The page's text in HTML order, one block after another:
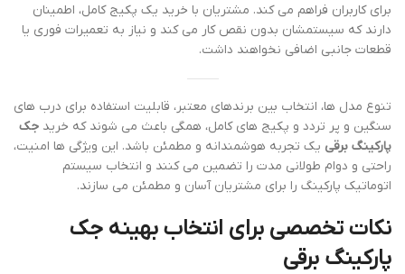
برای کاربران فراهم می کند. مشتریان با خرید یک پکیج کامل، اطمینان
دارند که سیستمشان بدون نقص کار می کند و نیاز به تعمیرات فوری یا
قطعات جانبی اضافی نخواهند داشت.
تنوع مدل ها، انتخاب بین برندهای معتبر، قابلیت استفاده برای درب های
سنگین و پر تردد و پکیج های کامل، همگی باعث می شوند که خرید جک
پارکینگ برقی یک تجربه هوشمندانه و مطمئن باشد. این ویژگی ها امنیت،
راحتی و دوام طولانی مدت را تضمین می کنند و انتخاب سیستم
اتوماتیک پارکینگ را برای مشتریان آسان و مطمئن می سازند.
نکات تخصصی برای انتخاب بهینه جک
پارکینگ برقی